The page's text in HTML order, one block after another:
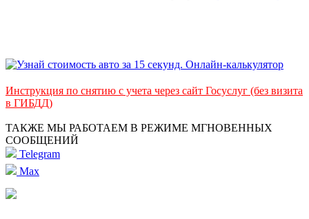
Инструкция по снятию с учета через сайт Госуслуг (без визита
в ГИБДД)
ТАКЖЕ МЫ РАБОТАЕМ В РЕЖИМЕ МГНОВЕННЫХ
СООБЩЕНИЙ
Telegram
Max